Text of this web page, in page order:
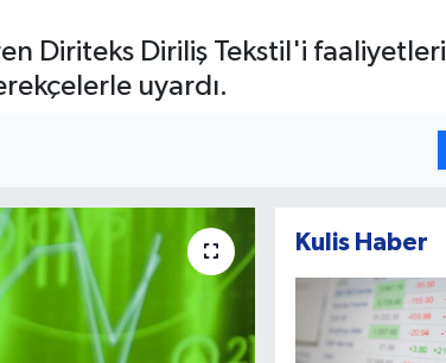
Diriteks Diriliş Tekstil'i
uyardı.
Kulis Haber